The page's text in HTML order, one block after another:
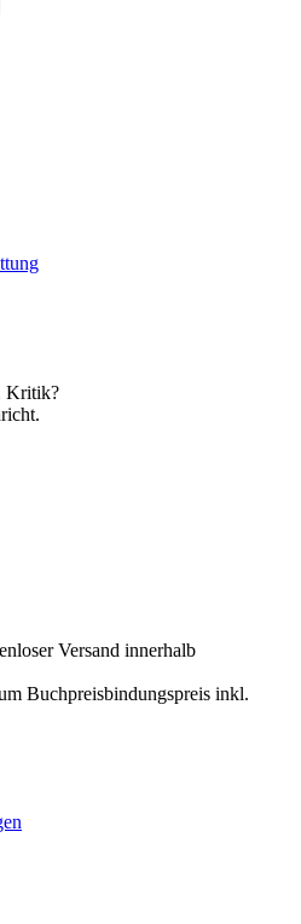
Kritik?
Versand innerhalb
Buchpreisbindungspreis inkl.